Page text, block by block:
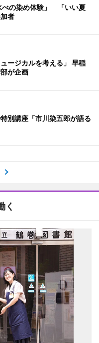
べの染め体験」 「いい夏
者
ージカルを考える」 早稲
が企画
別講座「市川染五郎が語る
く